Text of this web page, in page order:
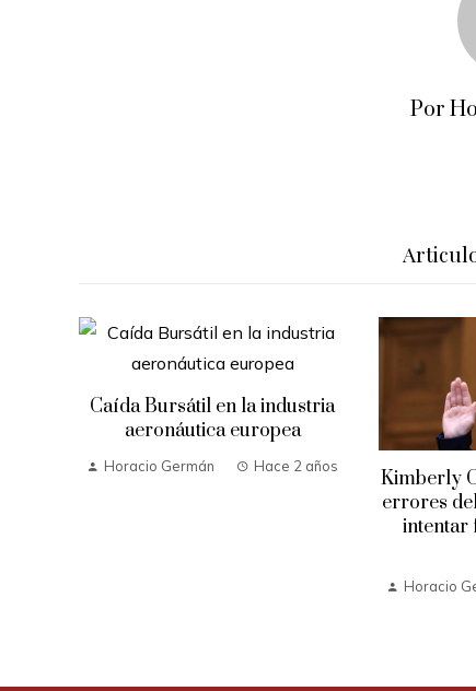
Por
Caída Bursátil en la industria
aeronáutica europea
Horacio Germán Hace 2 años
Kimberly
errores
intentar
Horacio